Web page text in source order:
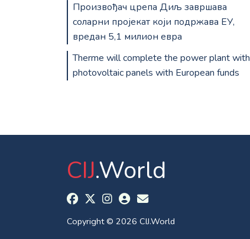
Произвођач црепа Диљ завршава
соларни пројекат који подржава ЕУ,
вредан 5,1 милион евра
Therme will complete the power plant with
photovoltaic panels with European funds
CIJ.World
Copyright © 2026 CIJ.World